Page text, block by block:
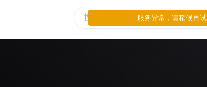
服务异常，请稍候再试